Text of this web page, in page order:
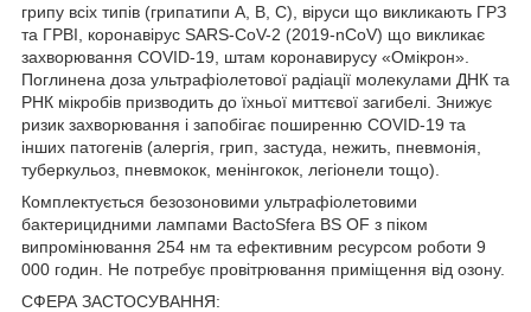
грипу всіх типів (грипатипи A, B, C), віруси що викликають ГРЗ
та ГРВІ, коронавірус SARS-CoV-2 (2019-nCoV) що викликає
захворювання COVID-19, штам коронавирусу «Омікрон».
Поглинена доза ультрафіолетової радіації молекулами ДНК та
РНК мікробів призводить до їхньої миттєвої загибелі. Знижує
ризик захворювання і запобігає поширенню COVID-19 та
інших патогенів (алергія, грип, застуда, нежить, пневмонія,
туберкульоз, пневмокок, менінгокок, легіонели тощо).
Комплектується безозоновими ультрафіолетовими
бактерицидними лампами BactoSfera BS OF з піком
випромінювання 254 нм та ефективним ресурсом роботи 9
000 годин. Не потребує провітрювання приміщення від озону.
СФЕРА ЗАСТОСУВАННЯ: